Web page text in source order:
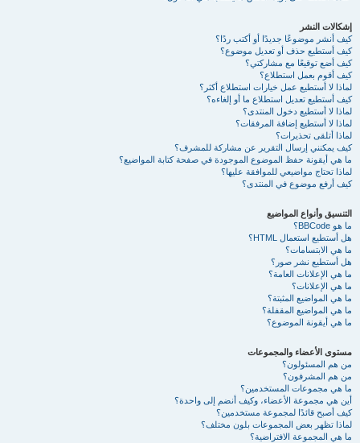
إشكالات النشر
كيف أنشر موضوعًا جديدًا أو أكتب ردًا؟
كيف أستطيع حذف أو تعديل موضوع؟
كيف أضع توقيعًا مع مشاركتي؟
كيف أقوم بعمل استطلاع؟
لماذا لا أستطيع عمل خيارات استطلاع أكثر؟
كيف أستطيع تعديل استطلاع ما أو إلغاءه؟
لماذا لا أستطيع دخول المنتدى؟
لماذا لا أستطيع إضافة المرفقات؟
لماذا أتلقى تحذيرات؟
كيف يمكنني إرسال التقرير عن مشاركة للمشرف؟
ما هي أيقونة حفظ الموضوع الموجودة في صفحة كتابة المواضيع؟
لماذا تحتاج مواضيعي للموافقة عليها؟
كيف أرفع موضوع في المنتدى؟
التنسيق وأنواع المواضيع
ما هو BBCode؟
هل أستطيع استعمال HTML؟
ما هي الابتسامات؟
هل أستطيع نشر صور؟
ما هي الإعلانات العامة؟
ما هي الإعلانات؟
ما هي المواضيع المثبتة؟
ما هي المواضيع المقفلة؟
ما هي أيقونة الموضوع؟
مستوى الأعضاء والمجموعات
من هم المسئولون؟
من هم المشرفون؟
ما هي مجموعات المستخدمين؟
أين هي مجموعة الأعضاء، وكيف أنضم إلى واحدة؟
كيف أصبح قائدًا لمجموعة مستخدمين؟
لماذا تظهر بعض المجموعات بلون مختلف؟
ما هي المجموعة الافتراضية؟